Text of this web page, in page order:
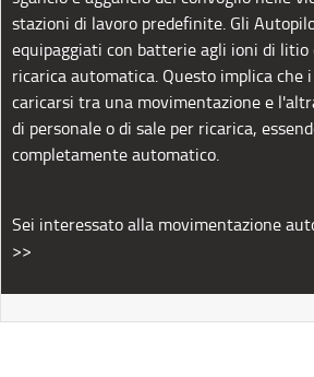
stazioni di lavoro predefinite. Gli
equipaggiati con batterie agli ioni di
ricarica automatica. Questo implica che
caricarsi tra una movimentazione e
di personale o di sale per ricarica,
completamente automatico.
Sei interessato alla movimentazione
>>